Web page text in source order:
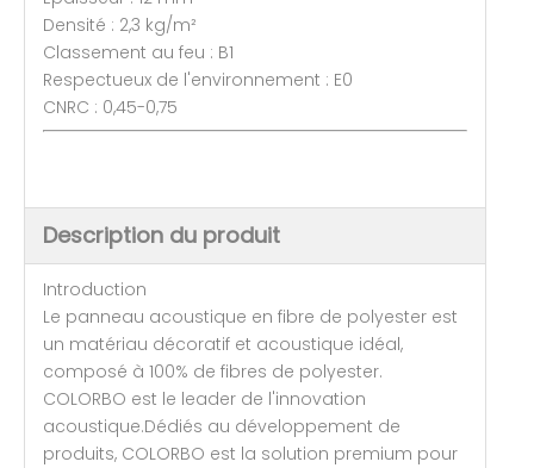
Densité : 2,3 kg/m²
Classement au feu : B1
Respectueux de l'environnement : E0
CNRC : 0,45-0,75
Description du produit
Introduction
Le panneau acoustique en fibre de polyester est
un matériau décoratif et acoustique idéal,
composé à 100% de fibres de polyester.
COLORBO est le leader de l'innovation
acoustique.Dédiés au développement de
produits, COLORBO est la solution premium pour